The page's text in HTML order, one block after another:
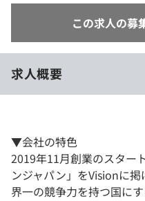
この求人の募
求人概要
▼会社の特色
2019年11月創業のスター
ンジャパン」をVisionに
界一の競争力を持つ国に